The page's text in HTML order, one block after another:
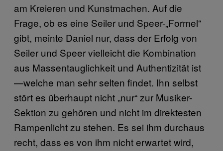
am Kreieren und Kunstmachen. Auf die
Frage, ob es eine Seiler und Speer-„Formel“
gibt, meinte Daniel nur, dass der Erfolg von
Seiler und Speer vielleicht die Kombination
aus Massentauglichkeit und Authentizität ist
—welche man sehr selten findet. Ihn selbst
stört es überhaupt nicht „nur“ zur Musiker-
Sektion zu gehören und nicht im direktesten
Rampenlicht zu stehen. Es sei ihm durchaus
recht, dass es von ihm nicht erwartet wird,